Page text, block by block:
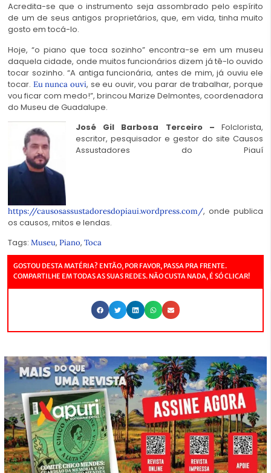
Acredita-se que o instrumento seja assombrado pelo espírito
de um de seus antigos proprietários, que, em vida, tinha muito
gosto em tocá-lo.
Hoje, “o piano que toca sozinho” encontra-se em um museu
daquela cidade, onde muitos funcionários dizem já tê-lo ouvido
tocar sozinho. “A antiga funcionária, antes de mim, já ouviu ele
tocar. Eu nunca ouvi, se eu ouvir, vou parar de trabalhar, porque
vou ficar com medo!”, brincou Marize Delmontes, coordenadora
do Museu de Guadalupe.
José Gil Barbosa Terceiro– Folclorista,
escritor, pesquisador e gestor do site Causos
Assustadores do Piauí
https://causosassustadoresdopiaui.wordpress.com/, onde publica
os causos, mitos e lendas.
Tags: Museu, Piano, Toca
GOSTOU DESTA MATÉRIA? ENTÃO, POR FAVOR, PASSA PRA FRENTE.
COMPARTILHE EM TODAS AS SUAS REDES. NÃO CUSTA NADA, É SÓ CLICAR!